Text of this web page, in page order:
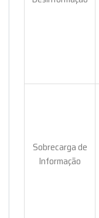
Sobrecarga de
Informação